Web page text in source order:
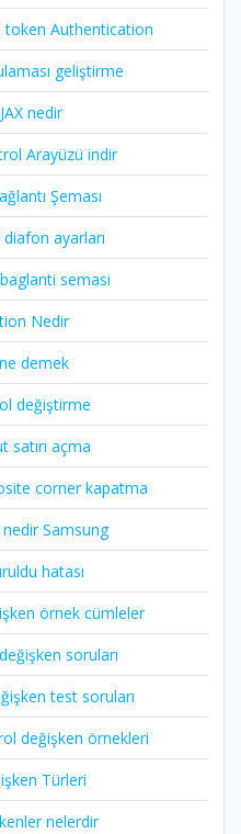
token Authentication
geliştirme
nedir
Arayüzü indir
Şeması
ayarları
semasi
Nedir
demek
değiştirme
satırı açma
corner kapatma
Samsung
hatası
örnek cümleler
soruları
test soruları
değişken örnekleri
Türleri
nelerdir